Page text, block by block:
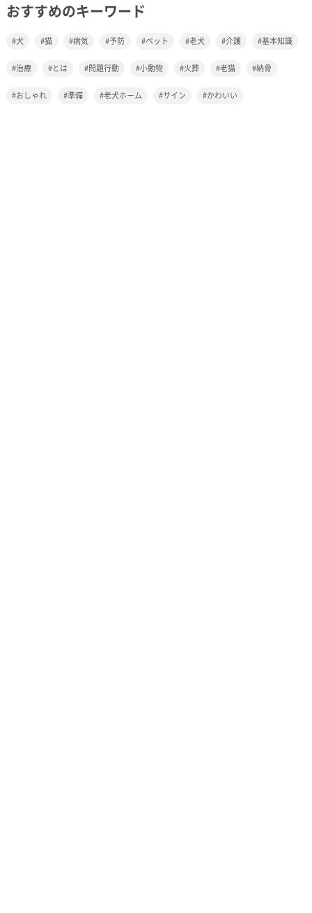
おすすめのキーワード
犬 猫 病気 予防 ペット 老犬 介護 基本知識
治療 とは 問題行動 小動物 火葬 老猫 納骨
おしゃれ 準備 老犬ホーム サイン かわいい